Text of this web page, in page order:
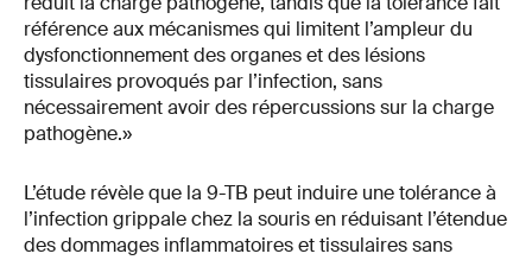
référence aux mécanismes qui limitent l’ampleur du
dysfonctionnement des organes et des lésions
tissulaires provoqués par l’infection, sans
nécessairement avoir des répercussions sur la charge
pathogène.»
L’étude révèle que la 9-TB peut induire une tolérance à
l’infection grippale chez la souris en réduisant l’étendue
des dommages inflammatoires et tissulaires sans